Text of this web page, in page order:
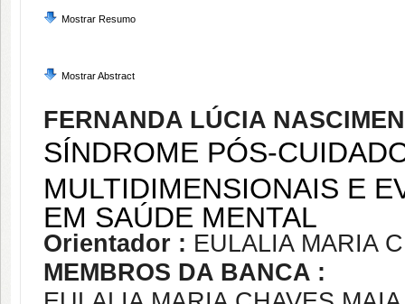
Mostrar Resumo
Mostrar Abstract
FERNANDA LÚCIA
SÍNDROME PÓS-
MULTIDIMENSIONAIS E
EM SAÚDE MENTAL
Orientador : EULALIA MARIA
MEMBROS DA BANCA :